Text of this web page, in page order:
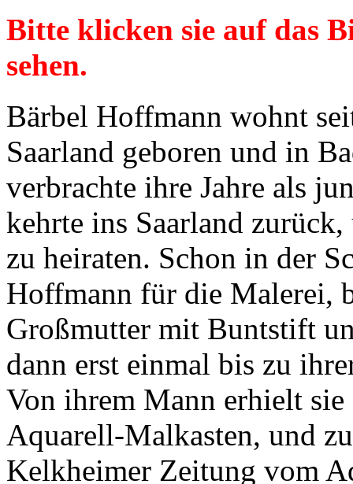
Bitte klicken sie auf das
sehen.
Bärbel Hoffmann wohnt
Saarland geboren und in
verbrachte ihre Jahre als
kehrte ins Saarland
zu heiraten. Schon in der
Hoffmann für die Malerei,
Großmutter mit Buntstift
dann erst einmal bis zu
Von ihrem Mann erhielt
Aquarell-Malkasten, und
Kelkheimer Zeitung vom